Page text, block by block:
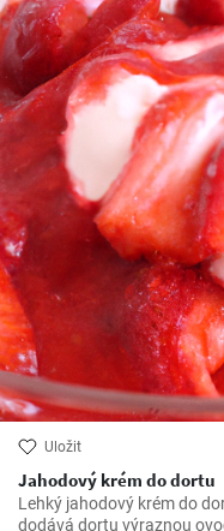
Uložit
Jahodový krém do dortu
Lehký jahodový krém do
dodává dortu výraznou